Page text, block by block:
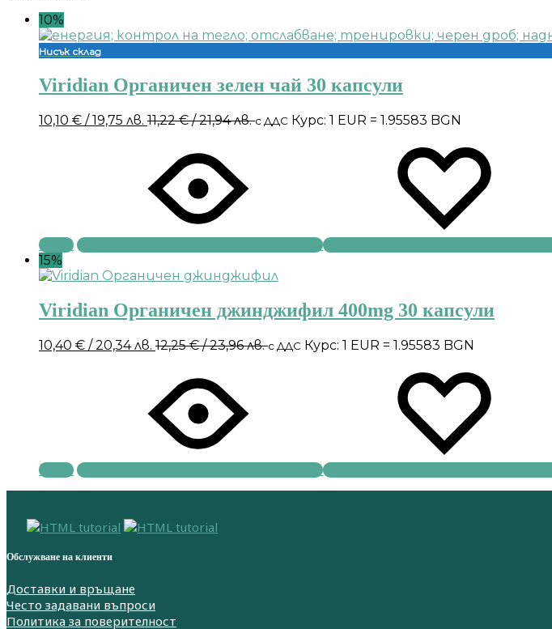
10%
Нисък склад
Viridian Органичен зелен чай 30 капсули
10,10 € / 19,75 лв. 11,22€/ 21,94 лв.с ДДС Курс: 1 EUR = 1.95583 BGN
Купи
15%
Viridian Органичен джинджифил 400mg 30 капсули
10,40 € / 20,34 лв. 12,25€/ 23,96 лв.с ДДС Курс: 1 EUR = 1.95583 BGN
Купи
Обслужване на клиенти
Доставки и връщане
Често задавани въпроси
Политика за поверителност